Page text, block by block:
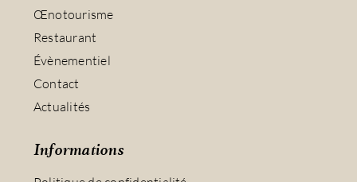
Œnotourisme
Restaurant
Évènementiel
Contact
Actualités
Informations